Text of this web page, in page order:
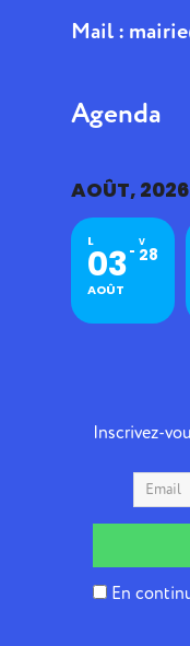
Mail :
Agenda
AOÛT, 2026
L
03
AOÛT
V
28
Inscrivez-
En